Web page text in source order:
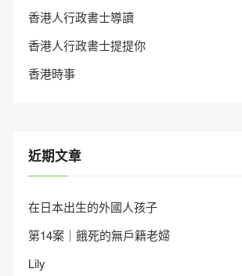
香港人行政書士導讀
香港人行政書士提提你
香港時事
近期文章
在日本出生的外國人孩子
第14案｜餓死的無戶籍老婦
Lily